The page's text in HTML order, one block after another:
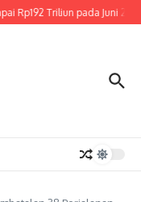
Rp192 Triliun pada Juni 2026